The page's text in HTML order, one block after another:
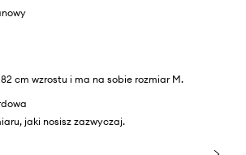
cm wzrostu i ma na sobie rozmiar M.
jaki nosisz zazwyczaj.